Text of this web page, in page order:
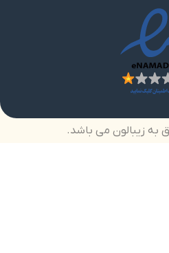
به زیبالون می باشد.